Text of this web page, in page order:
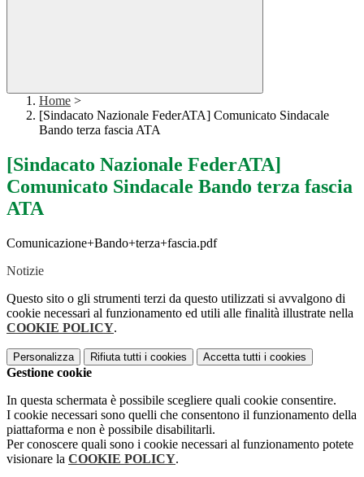
Home >
[Sindacato Nazionale FederATA] Comunicato Sindacale
Bando terza fascia ATA
[Sindacato Nazionale FederATA]
Comunicato Sindacale Bando terza fascia
ATA
Comunicazione+Bando+terza+fascia.pdf
Notizie
Questo sito o gli strumenti terzi da questo utilizzati si avvalgono di
cookie necessari al funzionamento ed utili alle finalità illustrate nella
COOKIE POLICY.
Personalizza Rifiuta tutti i cookies Accetta tutti i cookies
Gestione cookie
In questa schermata è possibile scegliere quali cookie consentire.
I cookie necessari sono quelli che consentono il funzionamento della
piattaforma e non è possibile disabilitarli.
Per conoscere quali sono i cookie necessari al funzionamento potete
visionare la COOKIE POLICY.